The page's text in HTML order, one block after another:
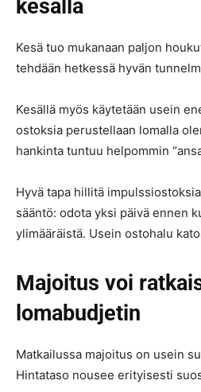
kesällä
Kesä tuo mukanaan paljon
tehdään hetkessä hyvän
Kesällä myös käytetään usein
ostoksia perustellaan lomalla
hankinta tuntuu helpommin
Hyvä tapa hillitä
sääntö: odota yksi päivä ennen
ylimääräistä. Usein ostohalu
Majoitus voi
lomabudjetin
Matkailussa majoitus on usein
Hintataso nousee erityisesti